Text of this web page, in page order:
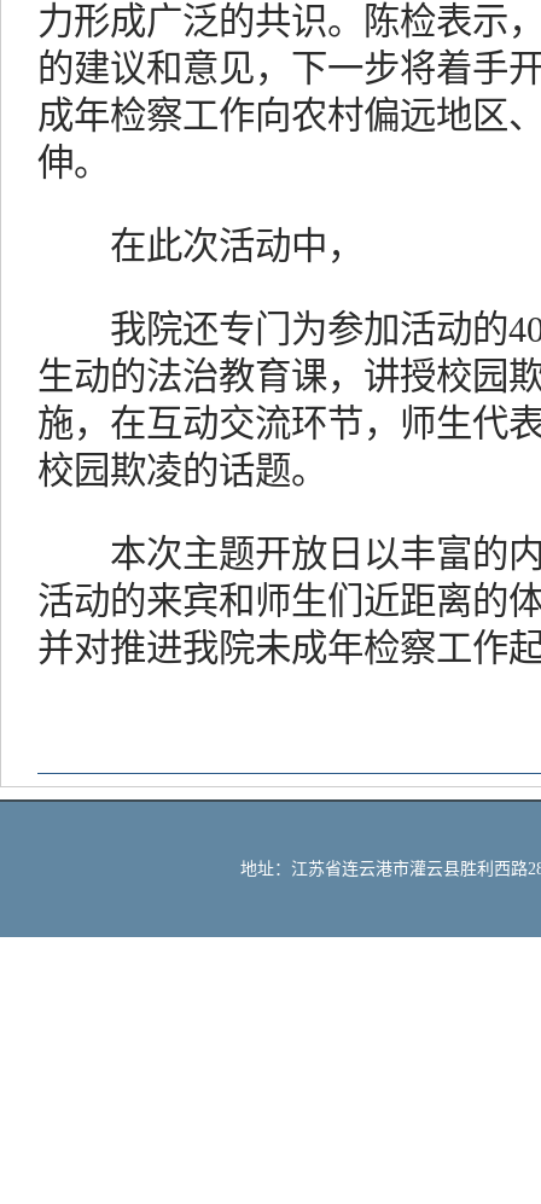
力形成广泛的共识。陈检表示
的建议和意见，下一步将着手
成年检察工作向农村偏远地区
伸。
在此次活动中，
我院还专门为参加活动的40
生动的法治教育课，讲授校园
施，在互动交流环节，师生代
校园欺凌的话题。
本次主题开放日以丰富的内
活动的来宾和师生们近距离的
并对推进我院未成年检察工作
地址：江苏省连云港市灌云县胜利西